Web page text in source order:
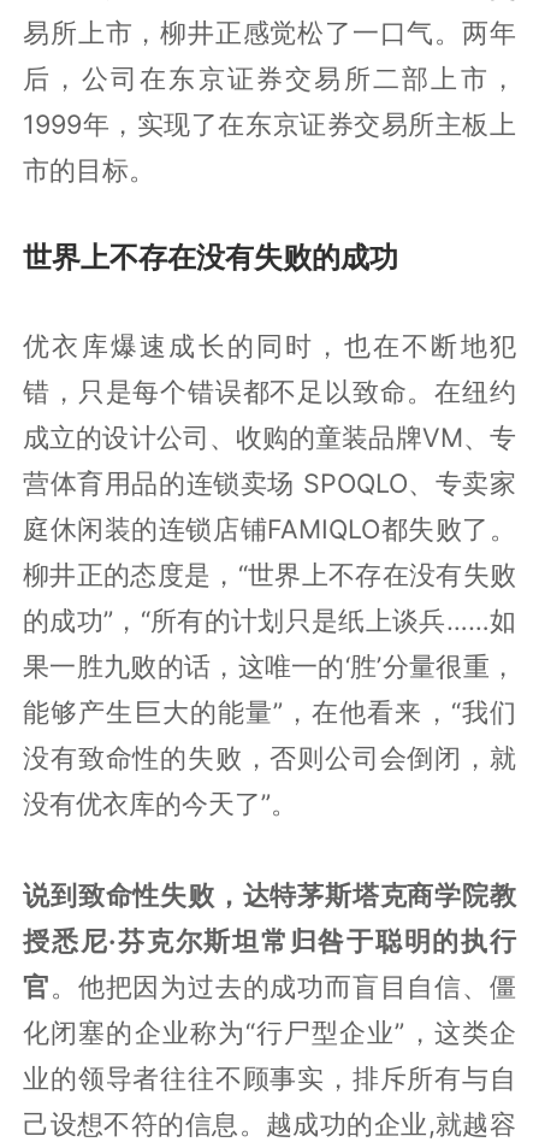
易所上市，柳井正感觉松了一口气。两年
后，公司在东京证券交易所二部上市，
1999年，实现了在东京证券交易所主板上
市的目标。
世界上不存在没有失败的成功
优衣库爆速成长的同时，也在不断地犯
错，只是每个错误都不足以致命。在纽约
成立的设计公司、收购的童装品牌VM、专
营体育用品的连锁卖场 SPOQLO、专卖家
庭休闲装的连锁店铺FAMIQLO都失败了。
柳井正的态度是，“世界上不存在没有失败
的成功”，“所有的计划只是纸上谈兵……如
果一胜九败的话，这唯一的‘胜’分量很重，
能够产生巨大的能量”，在他看来，“我们
没有致命性的失败，否则公司会倒闭，就
没有优衣库的今天了”。
说到致命性失败，达特茅斯塔克商学院教
授悉尼·芬克尔斯坦常归咎于聪明的执行
官。他把因为过去的成功而盲目自信、僵
化闭塞的企业称为“行尸型企业”，这类企
业的领导者往往不顾事实，排斥所有与自
己设想不符的信息。越成功的企业,就越容